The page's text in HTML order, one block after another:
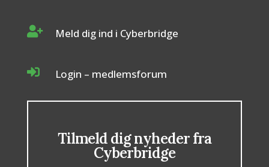
 Meld dig ind i Cyberbridge
 Login – medlemsforum
Tilmeld dig nyheder fra
Cyberbridge